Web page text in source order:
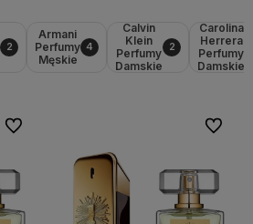
2
Armani
Perfumy
Męskie
4
Calvin
Klein
Perfumy
Damskie
2
Carolina
Herrera
Perfumy
Damskie
Do ulubionych Do